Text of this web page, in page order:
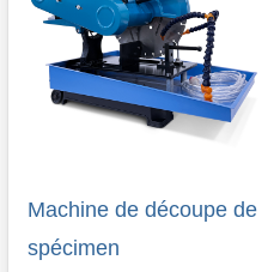
Machine de découpe de
spécimen